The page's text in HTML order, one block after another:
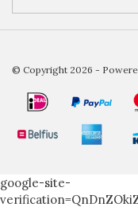
© Copyright 2026 -
google-site-